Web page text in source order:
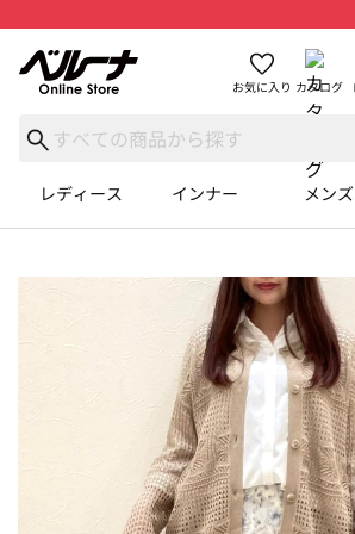
お気に入り カタログ
レディース インナー メンズ